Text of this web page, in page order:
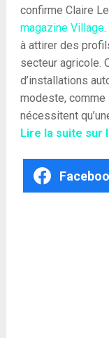
confirme Claire
magazine Village
à attirer des
secteur agricole.
d’installations
modeste, comme
nécessitent
Lire la suite sur